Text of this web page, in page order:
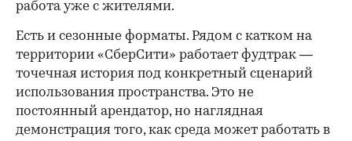
работа уже с жителями.
Есть и сезонные форматы. Рядом с катком на
территории «СберСити» работает фудтрак —
точечная история под конкретный сценарий
использования пространства. Это не
постоянный арендатор, но наглядная
демонстрация того, как среда может работать в